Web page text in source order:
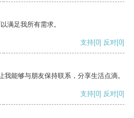
满足我所有需求。
支持[0] 反对[0]
能够与朋友保持联系，分享生活点滴。
支持[0] 反对[0]